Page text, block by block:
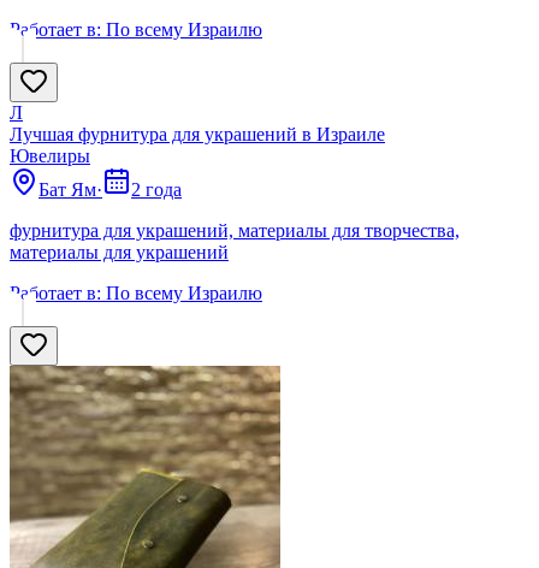
Работает в: По всему Израилю
Л
Лучшая фурнитура для украшений в Израиле
Ювелиры
Бат Ям·
2 года
фурнитура для украшений, материалы для творчества,
материалы для украшений
Работает в: По всему Израилю